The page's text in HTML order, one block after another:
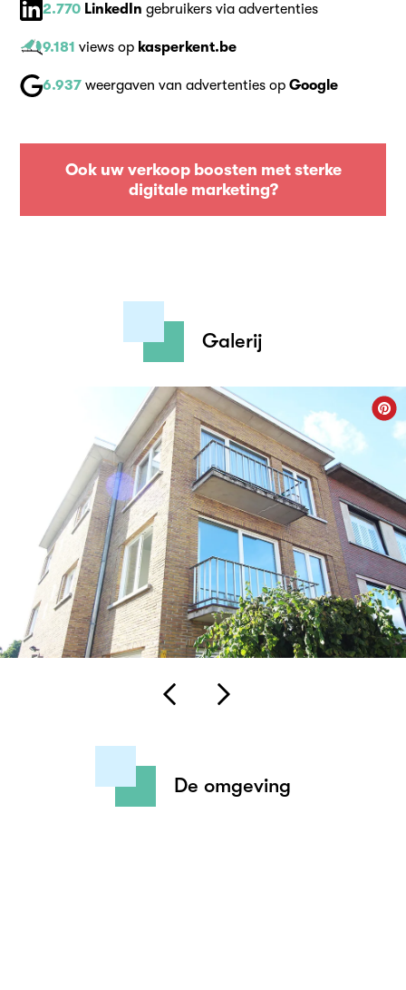
2.770 LinkedIn gebruikers via advertenties
9.181 views op kasperkent.be
6.937 weergaven van advertenties op Google
Ook uw verkoop boosten met sterke
digitale marketing?
Ook uw verkoop boosten met sterke
Galerij
De omgeving